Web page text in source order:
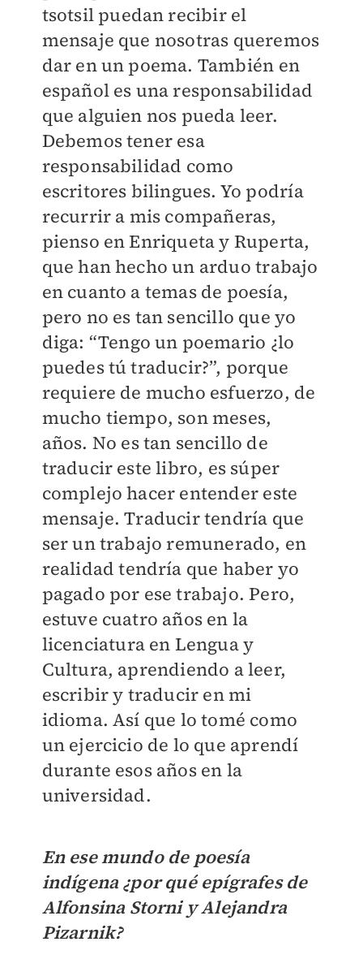
tsotsil puedan recibir el
mensaje que nosotras queremos
dar en un poema. También en
español es una responsabilidad
que alguien nos pueda leer.
Debemos tener esa
responsabilidad como
escritores bilingues. Yo podría
recurrir a mis compañeras,
pienso en Enriqueta y Ruperta,
que han hecho un arduo trabajo
en cuanto a temas de poesía,
pero no es tan sencillo que yo
diga: “Tengo un poemario ¿lo
puedes tú traducir?”, porque
requiere de mucho esfuerzo, de
mucho tiempo, son meses,
años. No es tan sencillo de
traducir este libro, es súper
complejo hacer entender este
mensaje. Traducir tendría que
ser un trabajo remunerado, en
realidad tendría que haber yo
pagado por ese trabajo. Pero,
estuve cuatro años en la
licenciatura en Lengua y
Cultura, aprendiendo a leer,
escribir y traducir en mi
idioma. Así que lo tomé como
un ejercicio de lo que aprendí
durante esos años en la
universidad.
En ese mundo de poesía
indígena ¿por qué epígrafes de
Alfonsina Storni y Alejandra
Pizarnik?